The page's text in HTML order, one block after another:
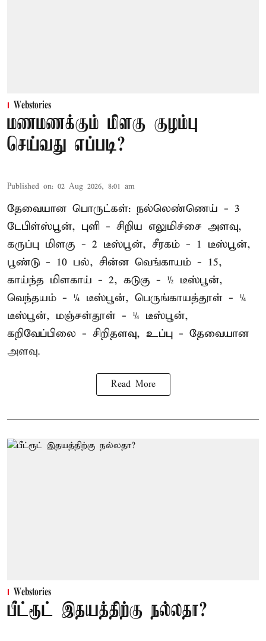
Webstories
மணமணக்கும் மிளகு குழம்பு
செய்வது எப்படி?
Published on: 02 Aug 2026, 8:01 am
தேவையான பொருட்கள்: நல்லெண்ணெய் - 3
டேபிள்ஸ்பூன், புளி - சிறிய எலுமிச்சை அளவு,
கருப்பு மிளகு - 2 டீஸ்பூன், சீரகம் - 1 டீஸ்பூன்,
பூண்டு - 10 பல், சின்ன வெங்காயம் - 15,
காய்ந்த மிளகாய் - 2, கடுகு - ½ டீஸ்பூன்,
வெந்தயம் - ¼ டீஸ்பூன், பெருங்காயத்தூள் - ¼
டீஸ்பூன், மஞ்சள்தூள் - ¼ டீஸ்பூன்,
கறிவேப்பிலை - சிறிதளவு, உப்பு - தேவையான
அளவு.
Read More
Webstories
பீட்ரூட் இதயத்திற்கு நல்லதா?